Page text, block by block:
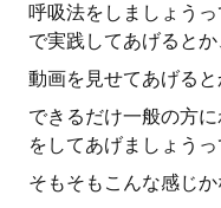
呼吸法をしましょう
で実践してあげるとか
動画を見せてあげると
できるだけ一般の方
をしてあげましょうっ
そもそもこんな感じか